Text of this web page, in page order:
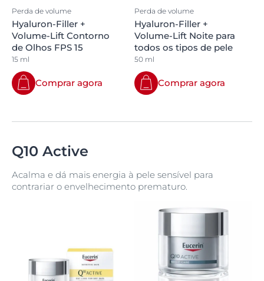
Perda de volume
Hyaluron-Filler +
Volume-Lift Contorno
de Olhos FPS 15
15 ml
Comprar agora
Perda de volume
Hyaluron-Filler +
Volume-Lift Noite para
todos os tipos de pele
50 ml
Comprar agora
Q10 Active
Acalma e dá mais energia à pele sensível para
contrariar o envelhecimento prematuro.